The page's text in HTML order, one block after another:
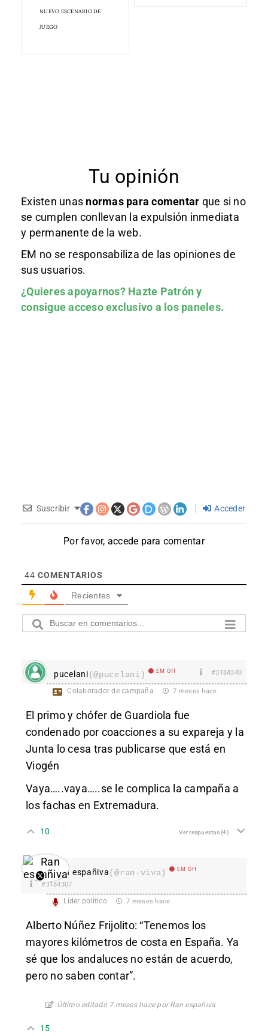
NUEVO ESCENARIO DE
JUEGO
Tu opinión
Existen unas normas para comentar que si no
se cumplen conllevan la expulsión inmediata
y permanente de la web.
EM no se responsabiliza de las opiniones de
sus usuarios.
¿Quieres apoyarnos? Hazte Patróny
consigue acceso exclusivo a los paneles.
Suscribir Acceder
Por favor, accede para comentar
44 COMENTARIOS
Recientes
pucelani(@pucelani) EM Off #3184340
Colaborador de campaña 7 meses hace
El primo y chófer de Guardiola fue
condenado por coacciones a su expareja y la
Junta lo cesa tras publicarse que está en
Viogén
Vaya…..vaya…..se le complica la campaña a
los fachas en Extremadura.
10 Ver respuestas(4)
Ran españiva(@ran-viva) EM Off
#3184307
Líder político 7 meses hace
Alberto Núñez Frijolito: “Tenemos los
mayores kilómetros de costa en España. Ya
sé que los andaluces no están de acuerdo,
pero no saben contar”.
Último editado 7 meses hace por Ran españiva
15